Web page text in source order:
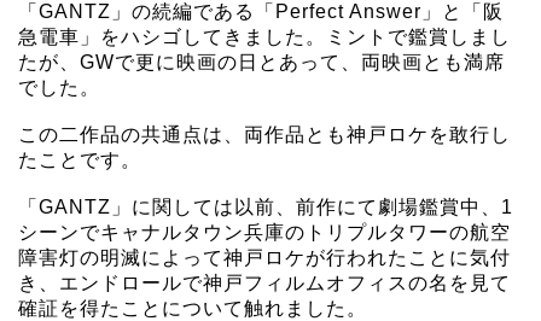
「GANTZ」の続編である「Perfect Answer」と「阪
急電車」をハシゴしてきました。ミントで鑑賞しまし
たが、GWで更に映画の日とあって、両映画とも満席
でした。
この二作品の共通点は、両作品とも神戸ロケを敢行し
たことです。
「GANTZ」に関しては以前、前作にて劇場鑑賞中、1
シーンでキャナルタウン兵庫のトリプルタワーの航空
障害灯の明滅によって神戸ロケが行われたことに気付
き、エンドロールで神戸フィルムオフィスの名を見て
確証を得たことについて触れました。